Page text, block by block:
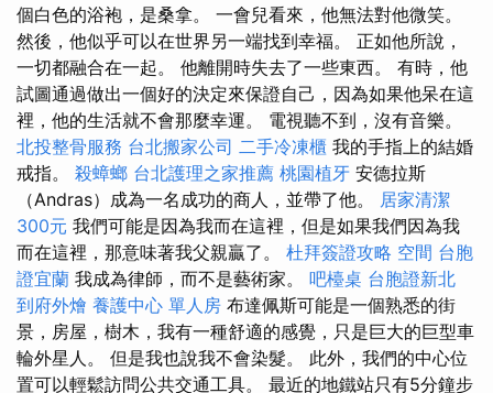
個白色的浴袍，是桑拿。 一會兒看來，他無法對他微笑。
然後，他似乎可以在世界另一端找到幸福。 正如他所說，
一切都融合在一起。 他離開時失去了一些東西。 有時，他
試圖通過做出一個好的決定來保證自己，因為如果他呆在這
裡，他的生活就不會那麼幸運。 電視聽不到，沒有音樂。
北投整骨服務 台北搬家公司 二手冷凍櫃 我的手指上的結婚
戒指。 殺蟑螂 台北護理之家推薦 桃園植牙 安德拉斯
（Andras）成為一名成功的商人，並帶了他。 居家清潔
300元 我們可能是因為我而在這裡，但是如果我們因為我
而在這裡，那意味著我父親贏了。 杜拜簽證攻略 空間 台胞
證宜蘭 我成為律師，而不是藝術家。 吧檯桌 台胞證新北
到府外燴 養護中心 單人房 布達佩斯可能是一個熟悉的街
景，房屋，樹木，我有一種舒適的感覺，只是巨大的巨型車
輪外星人。 但是我也說我不會染髮。 此外，我們的中心位
置可以輕鬆訪問公共交通工具。 最近的地鐵站只有5分鐘步